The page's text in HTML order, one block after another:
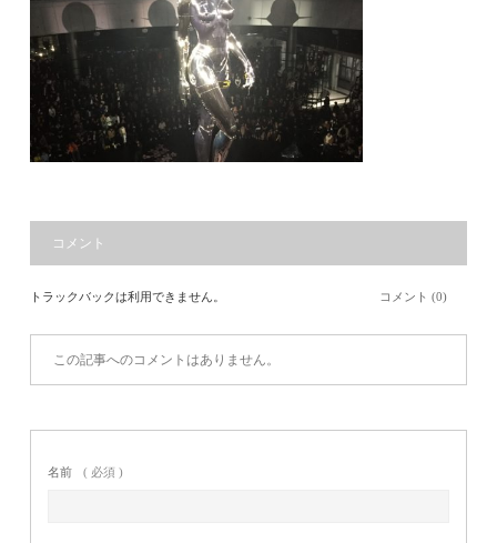
コメント
トラックバックは利用できません。 コメント (0)
この記事へのコメントはありません。
名前 ( 必須 )